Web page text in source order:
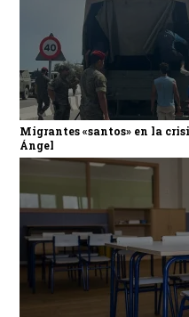
Migrantes «santos» en la
Ángel